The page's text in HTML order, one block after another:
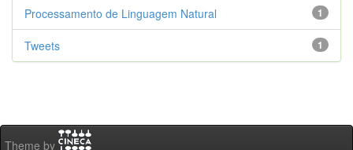
1
Processamento de Linguagem Natural
1
Tweets
Theme by